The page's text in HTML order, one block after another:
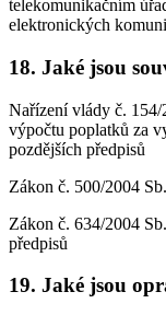
telekomunikačním
elektronických
18. Jaké jsou
Nařízení vlády č. 154/
výpočtu poplatků za
pozdějších předpisů
Zákon č. 500/2004
Zákon č. 634/2004
předpisů
19. Jaké jsou